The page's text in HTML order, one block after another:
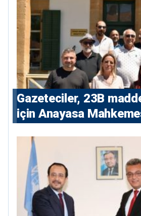
Gazeteciler, 23B
için Anayasa